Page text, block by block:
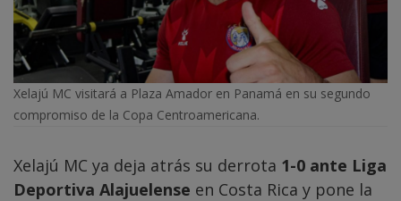
Xelajú MC visitará a Plaza Amador en Panamá en su segundo
compromiso de la Copa Centroamericana.
Xelajú MC ya deja atrás su derrota 1-0 ante Liga
Deportiva Alajuelense en Costa Rica y pone la